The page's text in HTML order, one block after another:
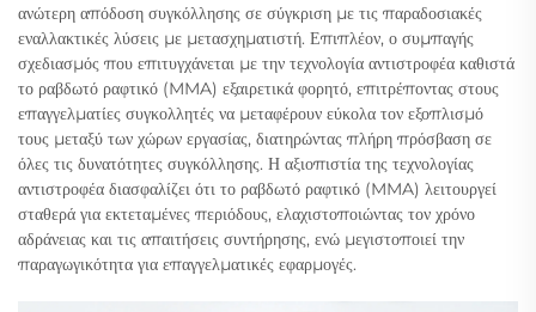
ανώτερη απόδοση συγκόλλησης σε σύγκριση με τις παραδοσιακές
εναλλακτικές λύσεις με μετασχηματιστή. Επιπλέον, ο συμπαγής
σχεδιασμός που επιτυγχάνεται με την τεχνολογία αντιστροφέα καθιστά
το ραβδωτό ραφτικό (MMA) εξαιρετικά φορητό, επιτρέποντας στους
επαγγελματίες συγκολλητές να μεταφέρουν εύκολα τον εξοπλισμό
τους μεταξύ των χώρων εργασίας, διατηρώντας πλήρη πρόσβαση σε
όλες τις δυνατότητες συγκόλλησης. Η αξιοπιστία της τεχνολογίας
αντιστροφέα διασφαλίζει ότι το ραβδωτό ραφτικό (MMA) λειτουργεί
σταθερά για εκτεταμένες περιόδους, ελαχιστοποιώντας τον χρόνο
αδράνειας και τις απαιτήσεις συντήρησης, ενώ μεγιστοποιεί την
παραγωγικότητα για επαγγελματικές εφαρμογές.